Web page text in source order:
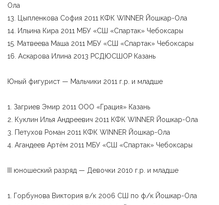
Ола
13. Цыпленкова София 2011 КФК WINNER Йошкар-Ола
14. Ильина Кира 2011 МБУ «СШ «Спартак» Чебоксары
15. Матвеева Маша 2011 МБУ «СШ «Спартак» Чебоксары
16. Аскарова Илина 2013 РСДЮСШОР Казань
Юный фигурист — Мальчики 2011 г.р. и младше
1. Загриев Эмир 2011 ООО «Грация» Казань
2. Куклин Илья Андреевич 2011 КФК WINNER Йошкар-Ола
3. Петухов Роман 2011 КФК WINNER Йошкар-Ола
4. Агандеев Артём 2011 МБУ «СШ «Спартак» Чебоксары
III юношеский разряд — Девочки 2010 г.р. и младше
1. Горбунова Виктория в/к 2006 СШ по ф/к Йошкар-Ола